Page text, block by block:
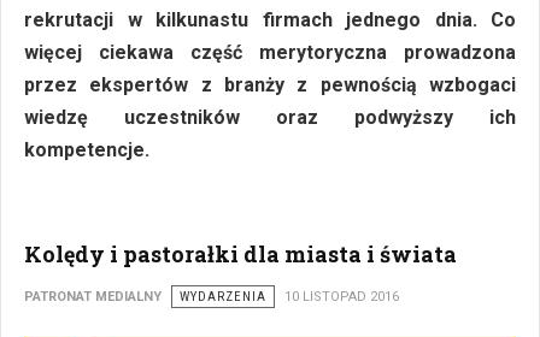
rekrutacji w kilkunastu firmach jednego dnia. Co
więcej ciekawa część merytoryczna prowadzona
przez ekspertów z branży z pewnością wzbogaci
wiedzę uczestników oraz podwyższy ich
kompetencje.
Kolędy i pastorałki dla miasta i świata
PATRONAT MEDIALNY WYDARZENIA 10 LISTOPAD 2016